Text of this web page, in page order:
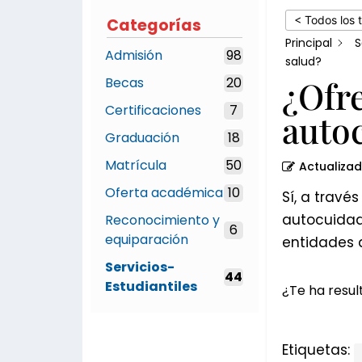
Categorías
Admisión
98
Becas
20
Certificaciones
7
Graduación
18
Matrícula
50
Oferta académica 10
Reconocimiento y
equiparación
6
Servicios-
Estudiantiles
44
< Todos los
Principal
salud?
Sí, a
entidades
¿Te ha
Etiquetas: